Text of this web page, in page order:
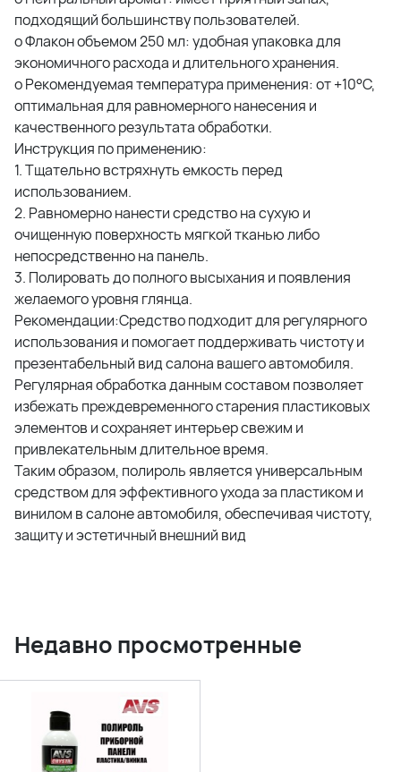
подходящий большинству пользователей.
o Флакон объемом 250 мл: удобная упаковка для
экономичного расхода и длительного хранения.
o Рекомендуемая температура применения: от +10°С,
оптимальная для равномерного нанесения и
качественного результата обработки.
Инструкция по применению:
1. Тщательно встряхнуть емкость перед
использованием.
2. Равномерно нанести средство на сухую и
очищенную поверхность мягкой тканью либо
непосредственно на панель.
3. Полировать до полного высыхания и появления
желаемого уровня глянца.
Рекомендации:Средство подходит для регулярного
использования и помогает поддерживать чистоту и
презентабельный вид салона вашего автомобиля.
Регулярная обработка данным составом позволяет
избежать преждевременного старения пластиковых
элементов и сохраняет интерьер свежим и
привлекательным длительное время.
Таким образом, полироль является универсальным
средством для эффективного ухода за пластиком и
винилом в салоне автомобиля, обеспечивая чистоту,
защиту и эстетичный внешний вид
Недавно просмотренные